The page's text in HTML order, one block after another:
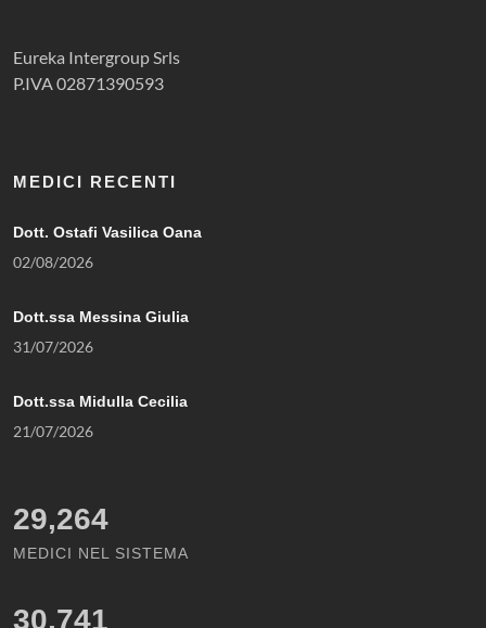
Eureka Intergroup Srls
P.IVA 02871390593
MEDICI RECENTI
Dott. Ostafi Vasilica Oana
02/08/2026
Dott.ssa Messina Giulia
31/07/2026
Dott.ssa Midulla Cecilia
21/07/2026
29,264
MEDICI NEL SISTEMA
30,741